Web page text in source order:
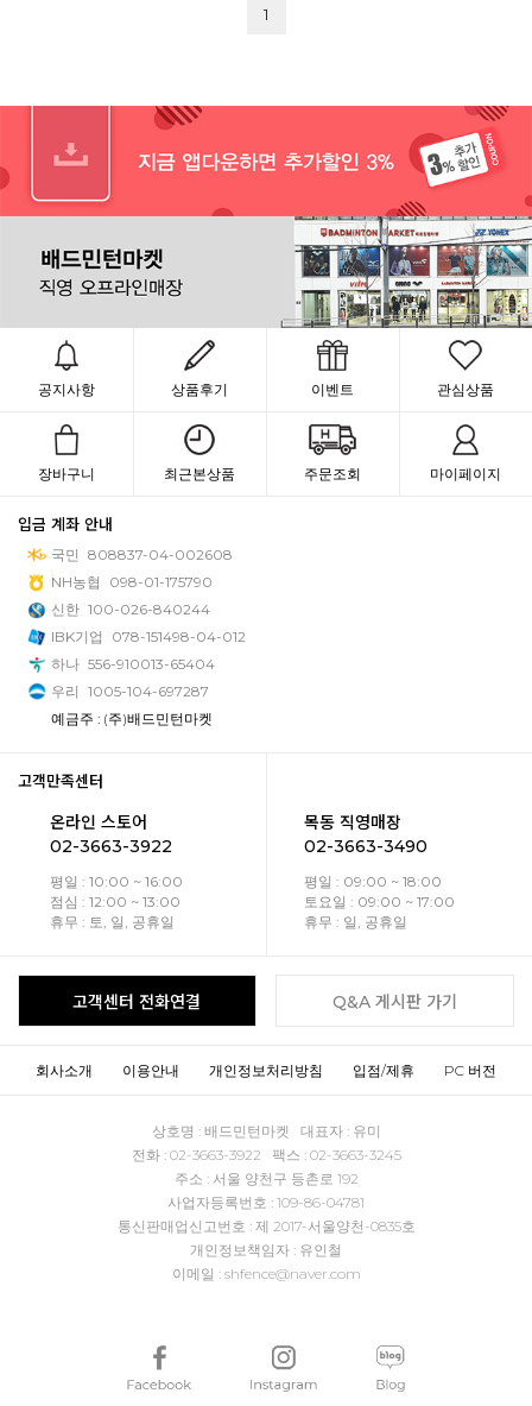
1
공지사항 상품후기 이벤트 관심상품
장바구니 최근본상품 주문조회 마이페이지
입금 계좌 안내
국민 808837-04-002608
NH농협
098-01-175790
신한 100-026-840244
IBK기업
078-151498-04-012
하나 556-910013-65404
우리 1005-104-697287
예금주 : (주)배드민턴마켓
고객만족센터
온라인 스토어
02-3663-3922
평일 : 10:00 ~ 16:00
점심 : 12:00 ~ 13:00
휴무 : 토, 일, 공휴일
목동 직영매장
02-3663-3490
평일 : 09:00 ~ 18:00
토요일 : 09:00 ~ 17:00
휴무 : 일, 공휴일
고객센터 전화연결 Q&A 게시판 가기
회사소개 이용안내 개인정보처리방침 입점/제휴 PC 버전
상호명 : 배드민턴마켓 대표자 : 유미
전화 : 02-3663-3922 팩스 : 02-3663-3245
주소 : 서울 양천구 등촌로 192
사업자등록번호 : 109-86-04781
통신판매업신고번호 : 제 2017-서울양천-0835호
개인정보책임자 : 유인철
이메일 : shfence@naver.com